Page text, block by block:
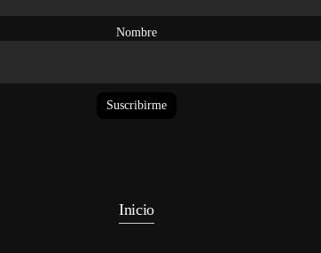
Nombre
Suscribirme
Inicio